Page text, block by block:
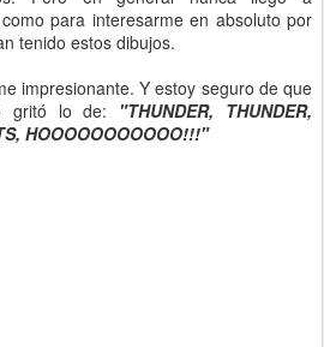
para interesarme en absoluto por
tenido estos dibujos.
impresionante. Y estoy seguro de que
gritó lo de: "THUNDER, THUNDER,
HOOOOOOOOOOO!!!"